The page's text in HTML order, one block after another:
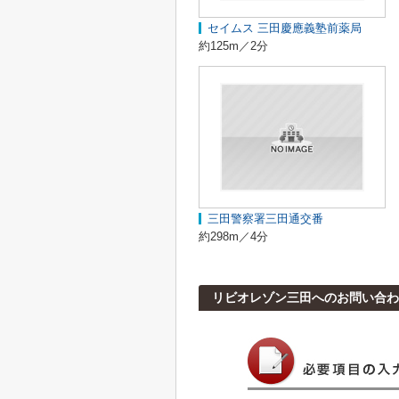
セイムス 三田慶應義塾前薬局
約125m／2分
三田警察署三田通交番
約298m／4分
リビオレゾン三田へのお問い合